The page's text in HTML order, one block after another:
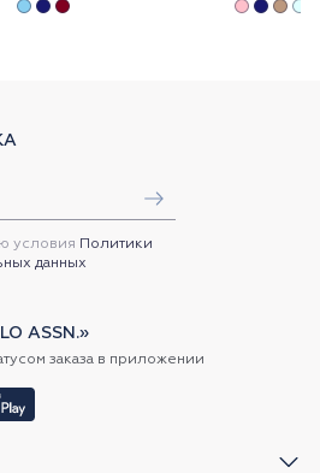
условия Политики
данных
ASSN.»
заказа в приложении